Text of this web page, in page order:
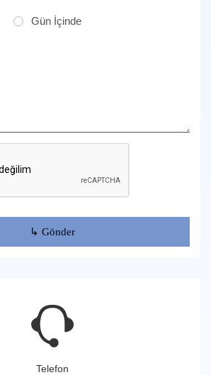
Gün İçinde
↳ Gönder
Telefon